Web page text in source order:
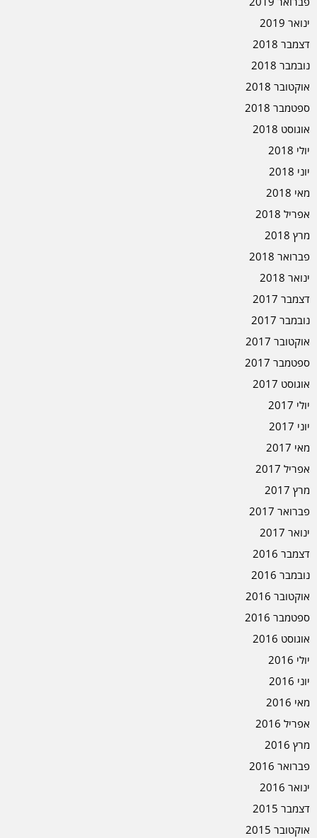
ינואר 2019
דצמבר 2018
נובמבר 2018
אוקטובר 2018
ספטמבר 2018
אוגוסט 2018
יולי 2018
יוני 2018
מאי 2018
אפריל 2018
מרץ 2018
פברואר 2018
ינואר 2018
דצמבר 2017
נובמבר 2017
אוקטובר 2017
ספטמבר 2017
אוגוסט 2017
יולי 2017
יוני 2017
מאי 2017
אפריל 2017
מרץ 2017
פברואר 2017
ינואר 2017
דצמבר 2016
נובמבר 2016
אוקטובר 2016
ספטמבר 2016
אוגוסט 2016
יולי 2016
יוני 2016
מאי 2016
אפריל 2016
מרץ 2016
פברואר 2016
ינואר 2016
דצמבר 2015
אוקטובר 2015